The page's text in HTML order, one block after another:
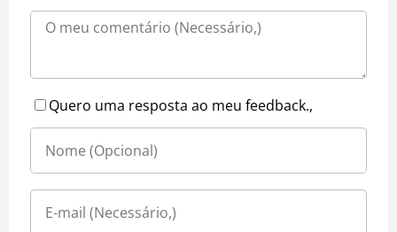
Quero uma resposta ao meu feedback.,